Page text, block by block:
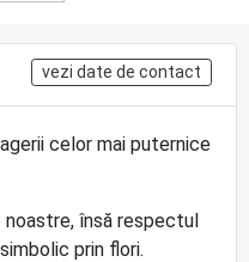
vezi date de contact
celor mai puternice
noastre, însă respectul
prin flori.